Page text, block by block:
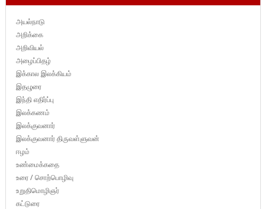
அயல்நாடு
அறிக்கை
அறிவியல்
அழைப்பிதழ்
இக்கால இலக்கியம்
இதழுரை
இந்தி எதிர்ப்பு
இலக்கணம்
இலக்குவனார்
இலக்குவனார் திருவள்ளுவன்
ஈழம்
உண்மைக்கதை
உரை / சொற்பொழிவு
உறுதிமொழிஞர்
கட்டுரை